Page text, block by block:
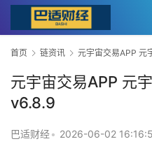
首页 链资讯 元宇宙交易APP 元
元宇宙交易APP 元
v6.8.9
巴适财经• 2026-06-02